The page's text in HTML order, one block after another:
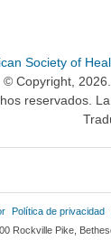
Society of
Copyright,
reservados.
Política de privacidad
Rockville Pike,